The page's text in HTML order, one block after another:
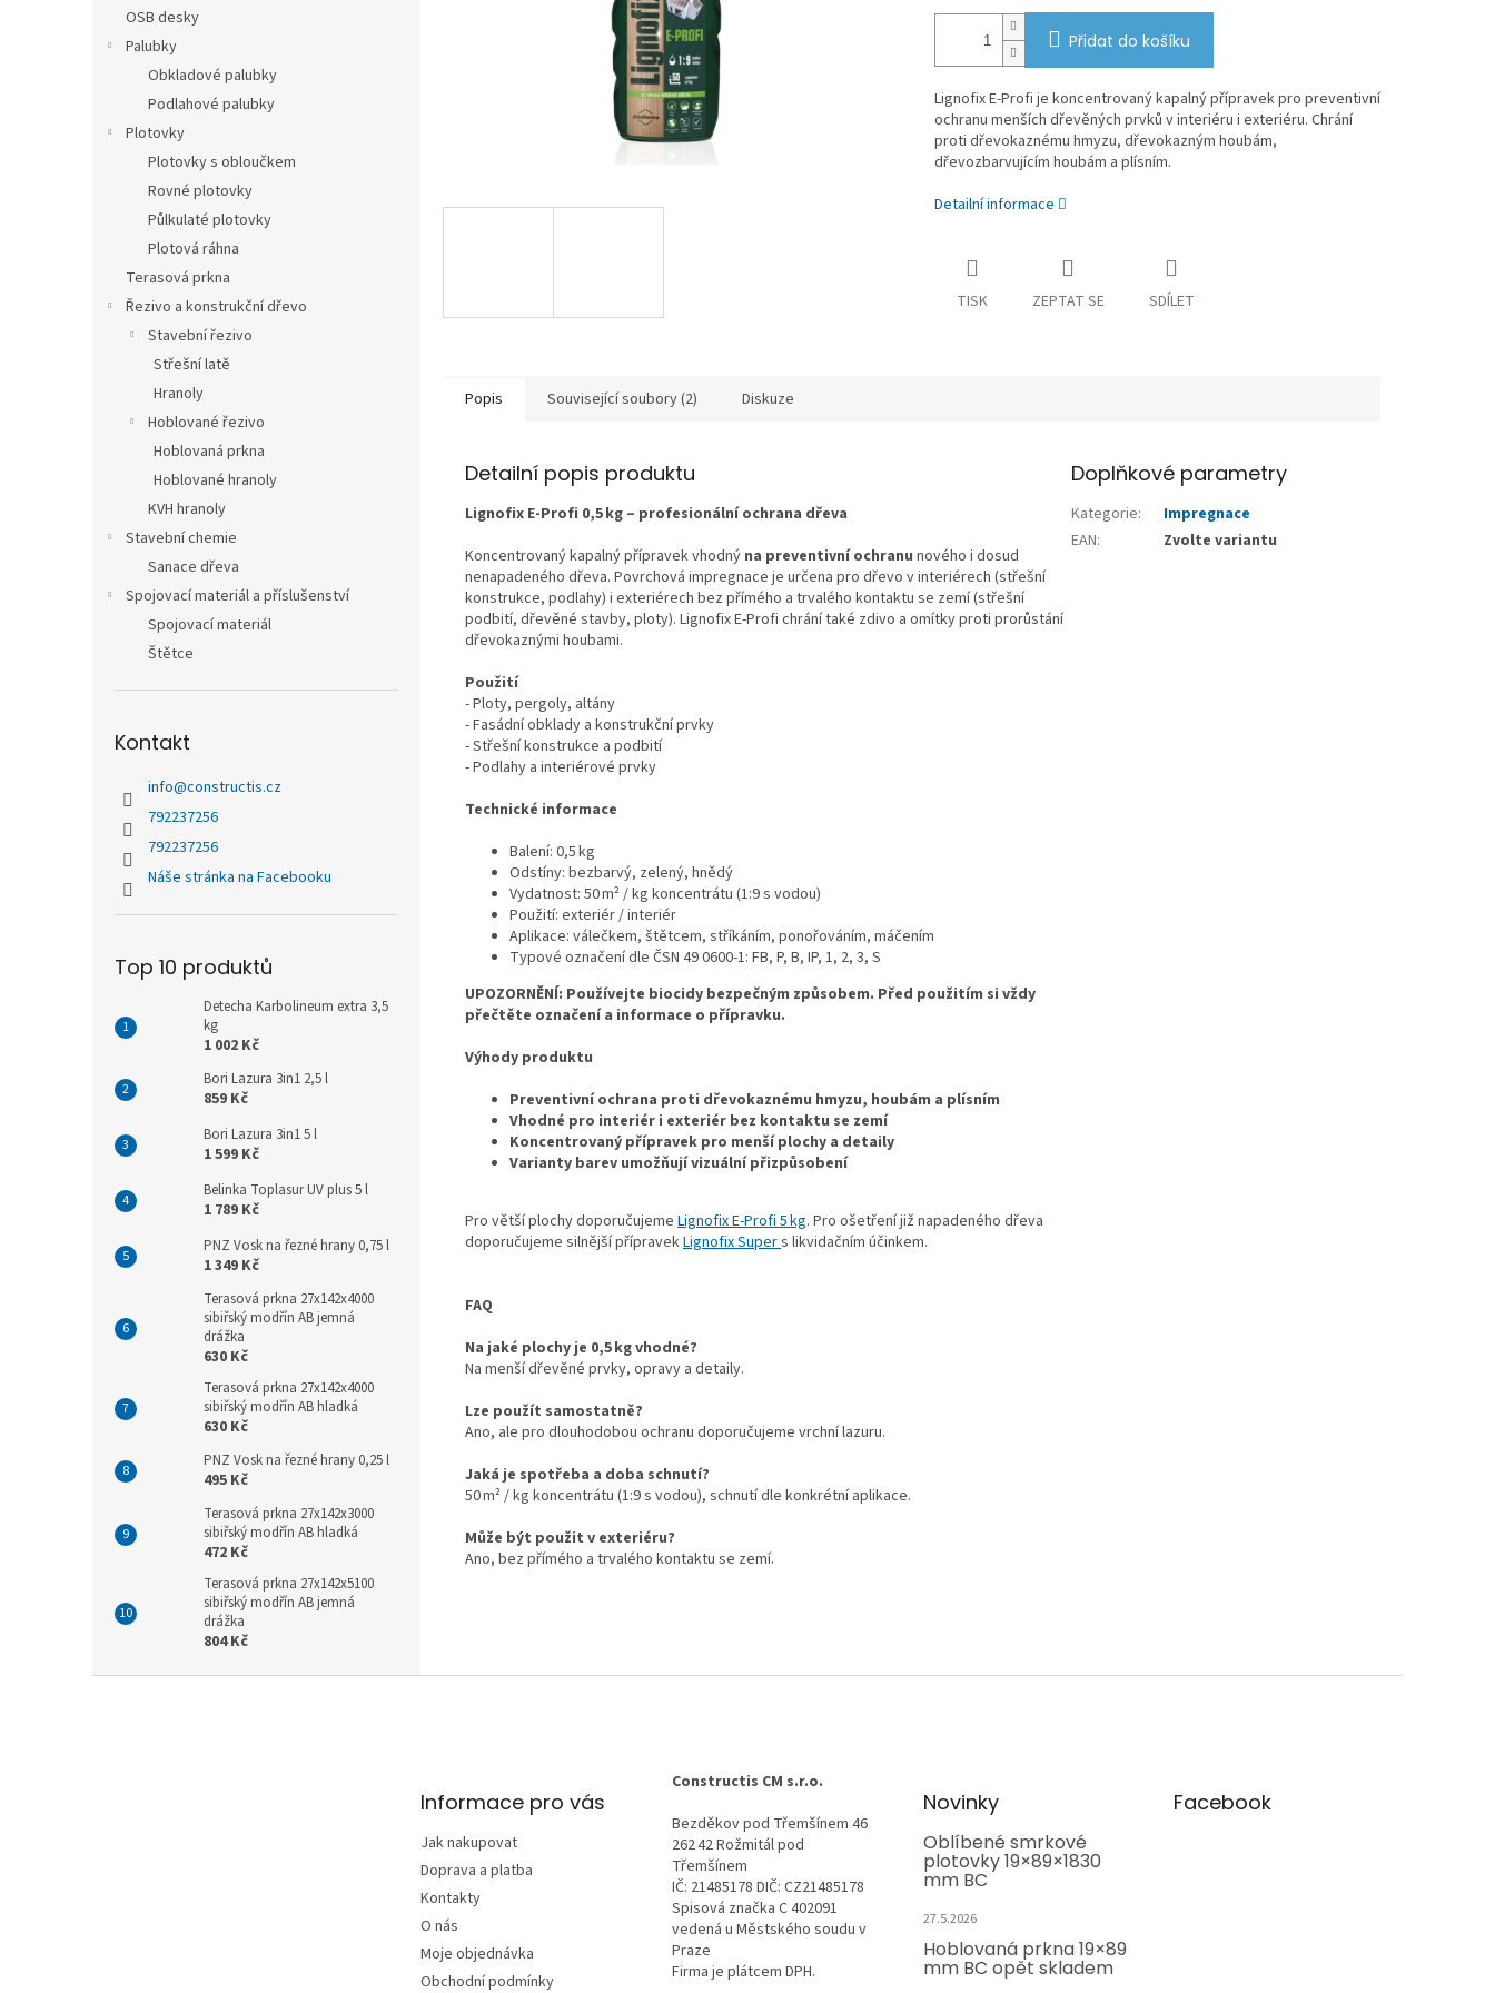
OSB desky
Palubky
Obkladové palubky
Podlahové palubky
Plotovky
Plotovky s obloučkem
Rovné plotovky
Půlkulaté plotovky
Plotová ráhna
Terasová prkna
Řezivo a konstrukční dřevo
Stavební řezivo
Střešní latě
Hranoly
Hoblované řezivo
Hoblovaná prkna
Hoblované hranoly
KVH hranoly
Stavební chemie
Sanace dřeva
Spojovací materiál a příslušenství
Spojovací materiál
Štětce
Kontakt
info@constructis.cz
792237256
792237256
Náše stránka na Facebooku
Top 10 produktů
Detecha Karbolineum extra 3,5
kg
1 002 Kč
Bori Lazura 3in1 2,5 l
859 Kč
Bori Lazura 3in1 5 l
1 599 Kč
Belinka Toplasur UV plus 5 l
1 789 Kč
PNZ Vosk na řezné hrany 0,75 l
1 349 Kč
Terasová prkna 27x142x4000
sibiřský modřín AB jemná
drážka
630 Kč
Terasová prkna 27x142x4000
sibiřský modřín AB hladká
630 Kč
PNZ Vosk na řezné hrany 0,25 l
495 Kč
Terasová prkna 27x142x3000
sibiřský modřín AB hladká
472 Kč
Terasová prkna 27x142x5100
sibiřský modřín AB jemná
drážka
804 Kč
Přidat do košíku
Lignofix E-Profi je koncentrovaný kapalný přípravek pro preventivní
ochranu menších dřevěných prvků v interiéru i exteriéru. Chrání
proti dřevokaznému hmyzu, dřevokazným houbám,
dřevozbarvujícím houbám a plísním.
Detailní informace
TISK ZEPTAT SE SDÍLET
Popis Související soubory (2) Diskuze
Detailní popis produktu
Lignofix E-Profi 0,5 kg – profesionální ochrana dřeva
Koncentrovaný kapalný přípravek vhodný na preventivní ochranu nového i dosud
nenapadeného dřeva. Povrchová impregnace je určena pro dřevo v interiérech (střešní
konstrukce, podlahy) i exteriérech bez přímého a trvalého kontaktu se zemí (střešní
podbití, dřevěné stavby, ploty). Lignofix E‑Profi chrání také zdivo a omítky proti prorůstání
dřevokaznými houbami.
Použití
- Ploty, pergoly, altány
- Fasádní obklady a konstrukční prvky
- Střešní konstrukce a podbití
- Podlahy a interiérové prvky
Technické informace
Balení: 0,5 kg
Odstíny: bezbarvý, zelený, hnědý
Vydatnost: 50 m² / kg koncentrátu (1:9 s vodou)
Použití: exteriér / interiér
Aplikace: válečkem, štětcem, stříkáním, ponořováním, máčením
Typové označení dle ČSN 49 0600-1: FB, P, B, IP, 1, 2, 3, S
UPOZORNĚNÍ: Používejte biocidy bezpečným způsobem. Před použitím si vždy
přečtěte označení a informace o přípravku.
Výhody produktu
Preventivní ochrana proti dřevokaznému hmyzu, houbám a plísním
Vhodné pro interiér i exteriér bez kontaktu se zemí
Koncentrovaný přípravek pro menší plochy a detaily
Varianty barev umožňují vizuální přizpůsobení
Pro větší plochy doporučujeme Lignofix E-Profi 5 kg. Pro ošetření již napadeného dřeva
doporučujeme silnější přípravekLignofix Supers likvidačním účinkem.
FAQ
Na jaké plochy je 0,5 kg vhodné?
Na menší dřevěné prvky, opravy a detaily.
Lze použít samostatně?
Ano, ale pro dlouhodobou ochranu doporučujeme vrchní lazuru.
Jaká je spotřeba a doba schnutí?
50 m² / kg koncentrátu (1:9 s vodou), schnutí dle konkrétní aplikace.
Může být použit v exteriéru?
Ano, bez přímého a trvalého kontaktu se zemí.
Doplňkové parametry
Kategorie:
Impregnace
EAN: Zvolte variantu
Informace pro vás
Jak nakupovat
Doprava a platba
Kontakty
O nás
Moje objednávka
Obchodní podmínky
Constructis CM s.r.o.
Bezděkov pod Třemšínem 46
262 42 Rožmitál pod
Třemšínem
IČ: 21485178 DIČ: CZ21485178
Spisová značka C 402091
vedená u Městského soudu v
Praze
Firma je plátcem DPH.
Novinky
Oblíbené smrkové
plotovky 19×89×1830
mm BC
27.5.2026
Hoblovaná prkna 19×89
mm BC opět skladem
Facebook